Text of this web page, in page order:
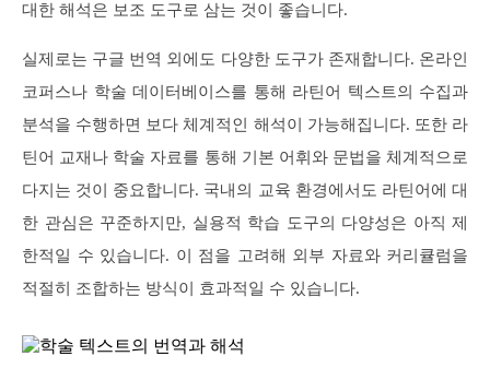
대한 해석은 보조 도구로 삼는 것이 좋습니다.
실제로는 구글 번역 외에도 다양한 도구가 존재합니다. 온라인
코퍼스나 학술 데이터베이스를 통해 라틴어 텍스트의 수집과
분석을 수행하면 보다 체계적인 해석이 가능해집니다. 또한 라
틴어 교재나 학술 자료를 통해 기본 어휘와 문법을 체계적으로
다지는 것이 중요합니다. 국내의 교육 환경에서도 라틴어에 대
한 관심은 꾸준하지만, 실용적 학습 도구의 다양성은 아직 제
한적일 수 있습니다. 이 점을 고려해 외부 자료와 커리큘럼을
적절히 조합하는 방식이 효과적일 수 있습니다.